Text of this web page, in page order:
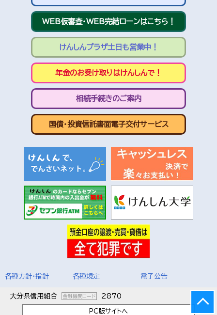
WEB仮審査・WEB完結ローンはこちら！
けんしんプラザ土日も営業中！
年金のお受け取りはけんしんで！
相続手続きのご案内
国債・投資信託書面電子交付サービス
各種方針・指針 各種規定 電子公告
大分県信用組合 金融機関コード 2870
PC版サイトへ